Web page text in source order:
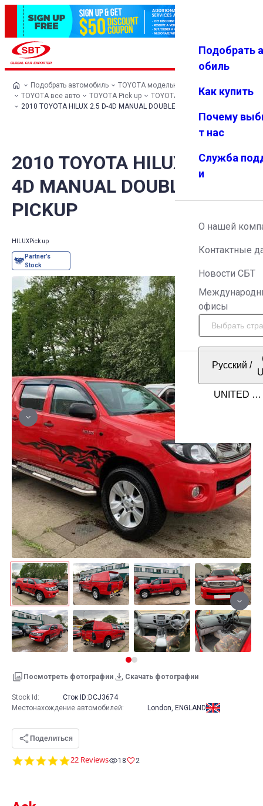
Избранн
Меню
Подобрать
обиль
Как купить
Почему
т нас
Служба
и
О нашей
Контактные
Новости СБТ
офисы
Русский /
Подобрать автомобиль
TOYOTA модельный ряд
TOYOTA все авто
TOYOTA Pick up
TOYOTA HILUX
2010 TOYOTA HILUX 2.5 D-4D MANUAL DOUBLE CAB PICKUP
2010 TOYOTA HILUX 2.5 D-
4D MANUAL DOUBLE CAB
PICKUP
HILUXPick up
Посмотреть фотографии Скачать фотографии
4.8
22 Reviews 18 2
Stock Id: Сток ID: DCJ3674
Местонахождение автомобилей: London, ENGLAND
Поделиться